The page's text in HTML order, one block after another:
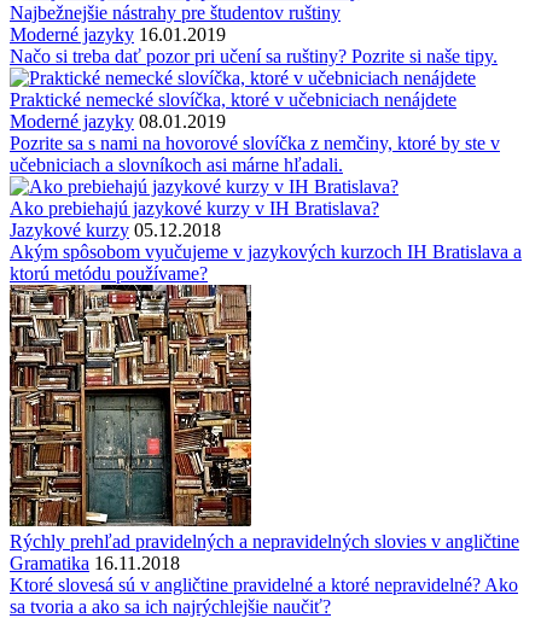
Najbežnejšie nástrahy pre študentov ruštiny
Moderné jazyky 16.01.2019
Načo si treba dať pozor pri učení sa ruštiny? Pozrite si naše tipy.
Praktické nemecké slovíčka, ktoré v učebniciach nenájdete
Moderné jazyky 08.01.2019
Pozrite sa s nami na hovorové slovíčka z nemčiny, ktoré by ste v
učebniciach a slovníkoch asi márne hľadali.
Ako prebiehajú jazykové kurzy v IH Bratislava?
Jazykové kurzy 05.12.2018
Akým spôsobom vyučujeme v jazykových kurzoch IH Bratislava a
ktorú metódu používame?
Rýchly prehľad pravidelných a nepravidelných slovies v angličtine
Gramatika 16.11.2018
Ktoré slovesá sú v angličtine pravidelné a ktoré nepravidelné? Ako
sa tvoria a ako sa ich najrýchlejšie naučiť?